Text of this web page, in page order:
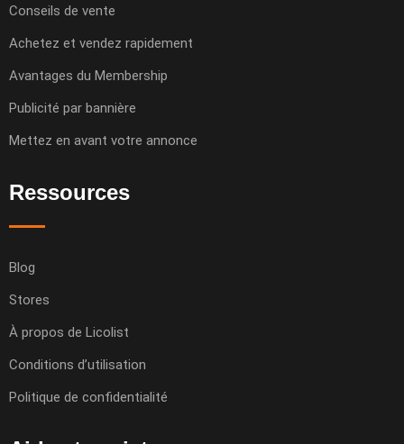
Conseils de vente
Achetez et vendez rapidement
Avantages du Membership
Publicité par bannière
Mettez en avant votre annonce
Ressources
Blog
Stores
À propos de Licolist
Conditions d’utilisation
Politique de confidentialité